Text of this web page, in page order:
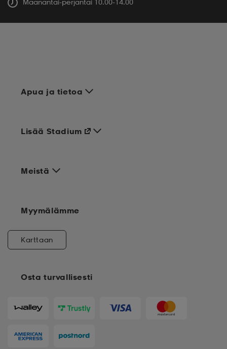
Apua ja tietoa
Meistä
Osta turvallisesti
Lisää Stadium
Myymälämme
Karttaan